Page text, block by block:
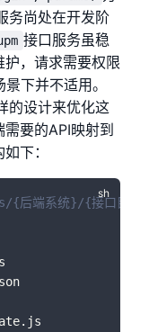
务尚处在开发阶
接口服务虽稳
，请求需要权限
下并不适用。
的设计来优化这
要的API映射到
下：
后端系统}/{接口目录}